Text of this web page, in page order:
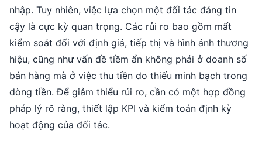
nhập. Tuy nhiên, việc lựa chọn một đối tác đáng tin
cậy là cực kỳ quan trọng. Các rủi ro bao gồm mất
kiểm soát đối với định giá, tiếp thị và hình ảnh thương
hiệu, cũng như vấn đề tiềm ẩn không phải ở doanh số
bán hàng mà ở việc thu tiền do thiếu minh bạch trong
dòng tiền. Để giảm thiểu rủi ro, cần có một hợp đồng
pháp lý rõ ràng, thiết lập KPI và kiểm toán định kỳ
hoạt động của đối tác.